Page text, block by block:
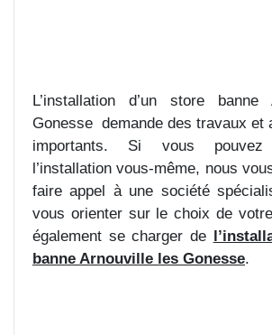
L’installation d’un store banne
Gonesse demande des travaux et
importants. Si vous
l’installation vous-même, nous
faire appel à une société
vous orienter sur le choix de
également se charger de
banne Arnouville les Gonesse.